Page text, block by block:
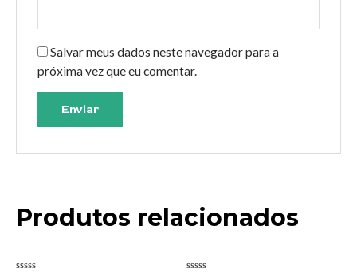
Salvar meus dados neste navegador para a
próxima vez que eu comentar.
Produtos relacionados